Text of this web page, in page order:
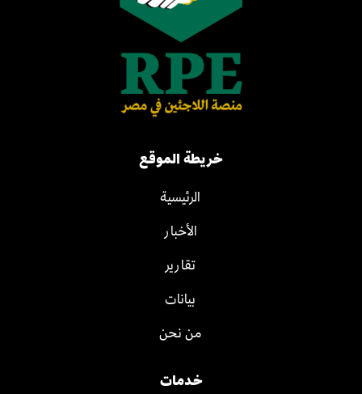
خريطة الموقع
الرئيسية
الأخبار
تقارير
بيانات
من نحن
خدمات